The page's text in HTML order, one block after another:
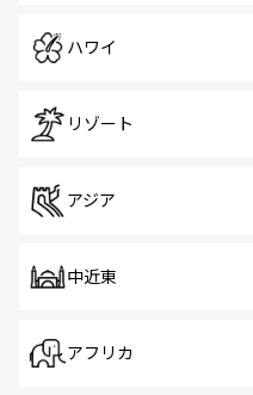
ハワイ
リゾート
アジア
中近東
アフリカ